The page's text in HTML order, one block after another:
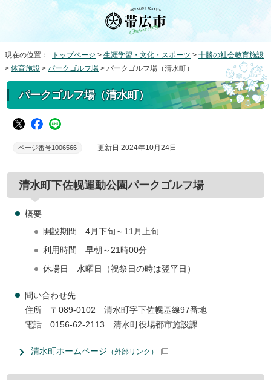
現在の位置： トップページ > 生涯学習・文化・スポーツ > 十勝の社会教育施設
> 体育施設 > パークゴルフ場 > パークゴルフ場（清水町）
パークゴルフ場（清水町）
ページ番号1006566 更新日 2024年10月24日
清水町下佐幌運動公園パークゴルフ場
概要
開設期間 4月下旬～11月上旬
利用時間 早朝～21時00分
休場日 水曜日（祝祭日の時は翌平日）
問い合わせ先
住所 〒089-0102 清水町字下佐幌基線97番地
電話 0156-62-2113 清水町役場都市施設課
清水町ホームページ （外部リンク）